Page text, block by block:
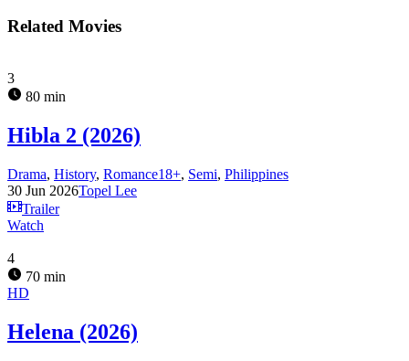
Related Movies
3
80 min
Hibla 2 (2026)
Drama, History, Romance18+, Semi, Philippines
30 Jun 2026Topel Lee
Trailer
Watch
4
70 min
HD
Helena (2026)